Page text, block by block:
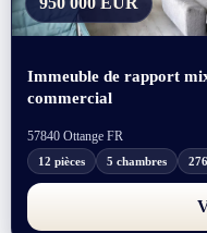
Immeuble de rapport
commercial
57840 Ottange FR
12 pièces 5 chambres